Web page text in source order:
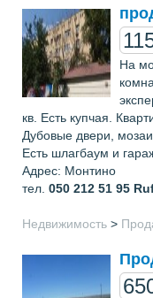
На
кв. Есть купчая.
Дубовые двери,
Есть шлагбаум и
Адрес: Монтино
тел. 050 212 51 95
Недвижимость >